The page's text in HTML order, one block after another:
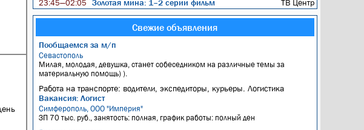
23:45—02:05 Золотая мина: 1–2 серии фильм ТВ Центр
Свежие объявления
Пообщаемся за м/п
Севастополь
Милая, молодая, девушка, станет собеседником на различные темы за
материальную помощь) ).
Работа на транспорте: водители, экспедиторы, курьеры. Логистика
Вакансия: Логист
Симферополь, ООО "Империя"
ЗП 70 тыс. руб., занятость: полная, график работы: полный ден